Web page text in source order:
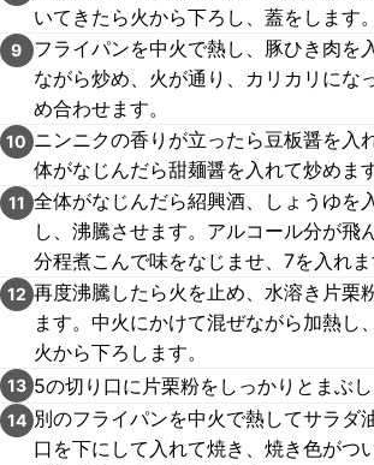
いてきたら火から下ろし、蓋をします。
9
フライパンを中火で熱し、豚ひき肉を
ながら炒め、火が通り、カリカリにな
め合わせます。
10 ニンニクの香りが立ったら豆板醤を入
体がなじんだら甜麺醤を入れて炒めます
11 全体がなじんだら紹興酒、しょうゆを
し、沸騰させます。アルコール分が飛
分程煮こんで味をなじませ、7を入れま
12 再度沸騰したら火を止め、水溶き片栗
ます。中火にかけて混ぜながら加熱し
火から下ろします。
13 5の切り口に片栗粉をしっかりとまぶし
14 別のフライパンを中火で熱してサラダ
口を下にして入れて焼き、焼き色がつ